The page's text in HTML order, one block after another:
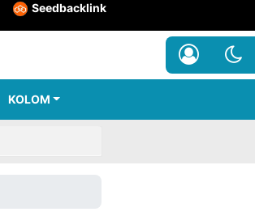
Seedbacklink
KOLOM